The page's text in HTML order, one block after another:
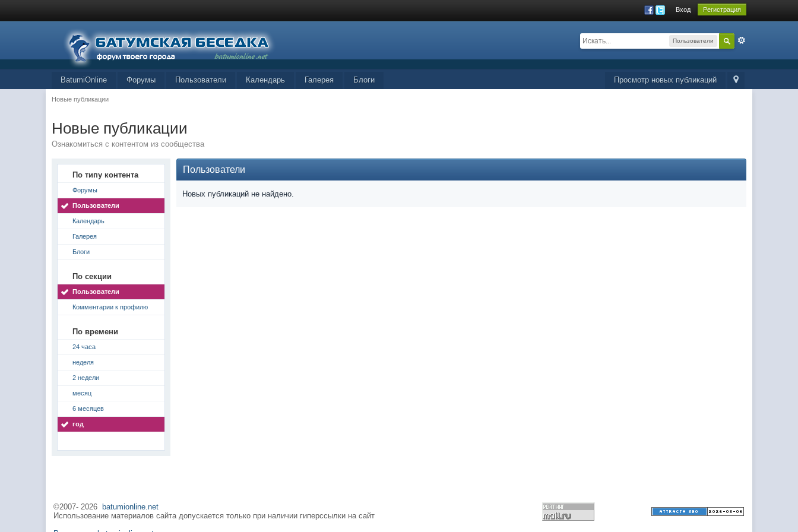
Вход Регистрация
Пользователи
Просмотр новых публикаций
BatumiOnline Форумы Пользователи Календарь Галерея Блоги
Новые публикации
Новые публикации
Ознакомиться с контентом из сообщества
По типу контента
Форумы
Пользователи
Календарь
Галерея
Блоги
По секции
Пользователи
Комментарии к профилю
По времени
24 часа
неделя
2 недели
месяц
6 месяцев
год
Пользователи
Новых публикаций не найдено.
©2007-2026
batumionline.net
Использование материалов сайта допускается только при наличии гиперссылки на сайт